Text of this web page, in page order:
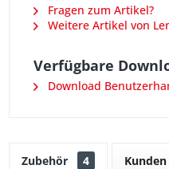
Fragen zum Artikel?
Weitere Artikel von
Verfügbare
Download
Zubehör 4